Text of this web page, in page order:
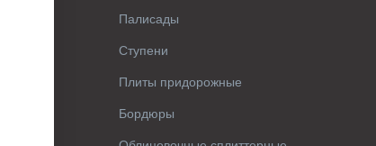
Палисады
Ступени
Плиты придорожные
Бордюры